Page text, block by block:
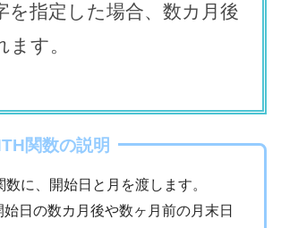
を指定した場合、数カ月後
す。
関数の説明
数に、開始日と月を渡します。
日の数カ月後や数ヶ月前の月末日